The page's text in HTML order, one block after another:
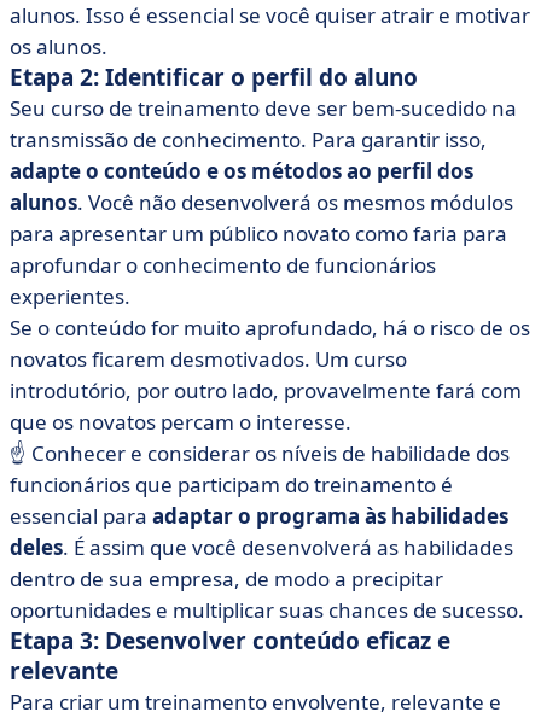
alunos. Isso é essencial se você quiser atrair e motivar
os alunos.
Etapa 2: Identificar o perfil do aluno
Seu curso de treinamento deve ser bem-sucedido na
transmissão de conhecimento. Para garantir isso,
adapte o conteúdo e os métodos ao perfil dos
alunos. Você não desenvolverá os mesmos módulos
para apresentar um público novato como faria para
aprofundar o conhecimento de funcionários
experientes.
Se o conteúdo for muito aprofundado, há o risco de os
novatos ficarem desmotivados. Um curso
introdutório, por outro lado, provavelmente fará com
que os novatos percam o interesse.
☝️ Conhecer e considerar os níveis de habilidade dos
funcionários que participam do treinamento é
essencial para adaptar o programa às habilidades
deles. É assim que você desenvolverá as habilidades
dentro de sua empresa, de modo a precipitar
oportunidades e multiplicar suas chances de sucesso.
Etapa 3: Desenvolver conteúdo eficaz e
relevante
Para criar um treinamento envolvente, relevante e